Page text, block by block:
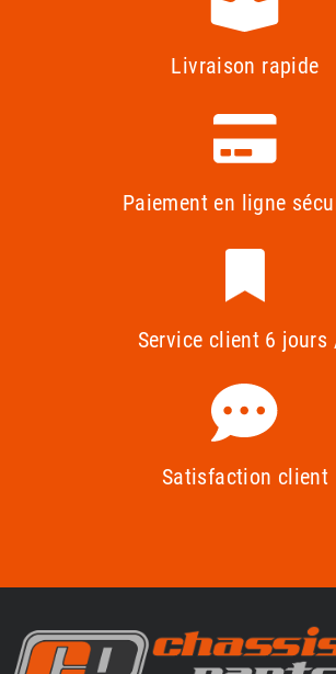
Livraison rapide
Paiement en ligne
Service client 6 jours
Satisfaction client